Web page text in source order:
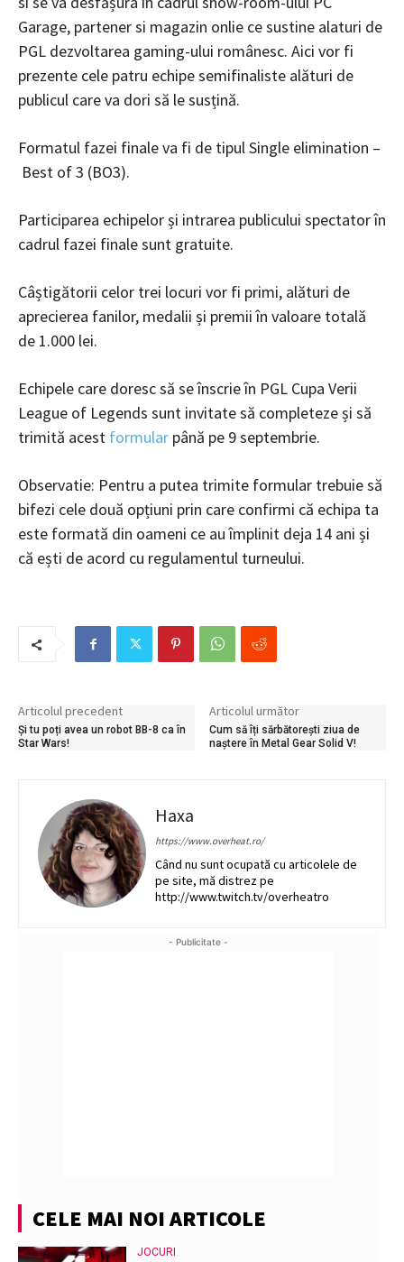
Garage, partener si magazin onlie ce sustine alaturi de
PGL dezvoltarea gaming-ului românesc. Aici vor fi
prezente cele patru echipe semifinaliste alături de
publicul care va dori să le susțină.
Formatul fazei finale va fi de tipul Single elimination –
Best of 3 (BO3).
Participarea echipelor și intrarea publicului spectator în
cadrul fazei finale sunt gratuite.
Câștigătorii celor trei locuri vor fi primi, alături de
aprecierea fanilor, medalii și premii în valoare totală
de 1.000 lei.
Echipele care doresc să se înscrie în PGL Cupa Verii
League of Legends sunt invitate să completeze și să
trimită acest formular până pe 9 septembrie.
Observatie: Pentru a putea trimite formular trebuie să
bifezi cele două opțiuni prin care confirmi că echipa ta
este formată din oameni ce au împlinit deja 14 ani și
că ești de acord cu regulamentul turneului.
Articolul precedent
Și tu poți avea un robot BB-8 ca în
Star Wars!
Articolul următor
Cum să îți sărbătorești ziua de
naștere în Metal Gear Solid V!
Haxa
https://www.overheat.ro/
Când nu sunt ocupată cu articolele de
pe site, mă distrez pe
http://www.twitch.tv/overheatro
- Publicitate -
CELE MAI NOI ARTICOLE
JOCURI